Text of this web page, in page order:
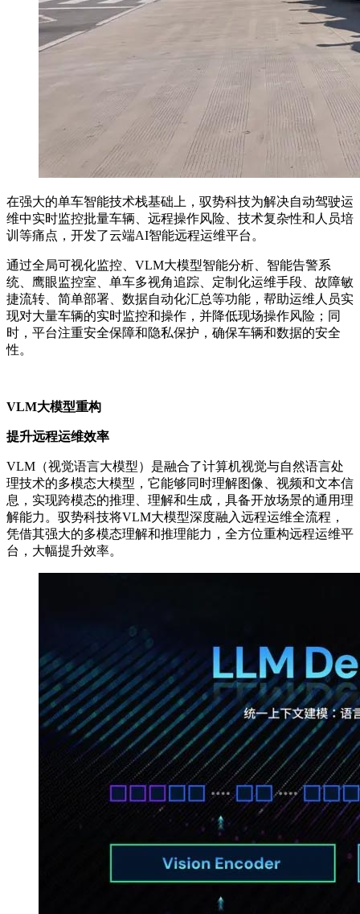
在强大的单车智能技术栈基础上，驭势科技为解决自动驾驶运
维中实时监控批量车辆、远程操作风险、技术复杂性和人员培
训等痛点，开发了云端AI智能远程运维平台。
通过全局可视化监控、VLM大模型智能分析、智能告警系
统、鹰眼监控室、单车多视角追踪、定制化运维手段、故障敏
捷流转、简单部署、数据自动化汇总等功能，帮助运维人员实
现对大量车辆的实时监控和操作，并降低现场操作风险；同
时，平台注重安全保障和隐私保护，确保车辆和数据的安全
性。
VLM大模型重构
提升远程运维效率
VLM（视觉语言大模型）是融合了计算机视觉与自然语言处
理技术的多模态大模型，它能够同时理解图像、视频和文本信
息，实现跨模态的推理、理解和生成，具备开放场景的通用理
解能力。驭势科技将VLM大模型深度融入远程运维全流程，
凭借其强大的多模态理解和推理能力，全方位重构远程运维平
台，大幅提升效率。